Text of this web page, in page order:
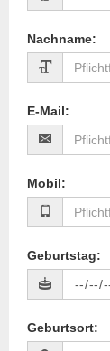
Nachname:
E-Mail:
Mobil:
Geburtstag:
Geburtsort: